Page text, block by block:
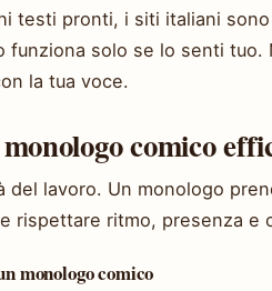
testi pronti, i siti italiani
funziona solo se lo senti tuo.
la tua voce.
comico
del lavoro. Un monologo
rispettare ritmo, presenza e
monologo comico